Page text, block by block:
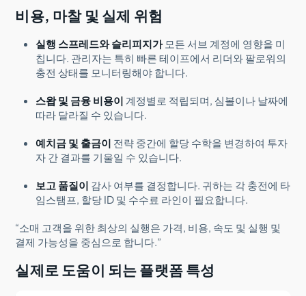
비용, 마찰 및 실제 위험
실행 스프레드와 슬리피지가모든 서브 계정에 영향을 미
칩니다. 관리자는 특히 빠른 테이프에서 리더와 팔로워의
충전 상태를 모니터링해야 합니다.
스왑 및 금융 비용이 계정별로 적립되며, 심볼이나 날짜에
따라 달라질 수 있습니다.
예치금 및 출금이 전략 중간에 할당 수학을 변경하여 투자
자 간 결과를 기울일 수 있습니다.
보고 품질이 감사 여부를 결정합니다. 귀하는 각 충전에 타
임스탬프, 할당 ID 및 수수료 라인이 필요합니다.
“소매 고객을 위한 최상의 실행은 가격, 비용, 속도 및 실행 및
결제 가능성을 중심으로 합니다.”
실제로 도움이 되는 플랫폼 특성